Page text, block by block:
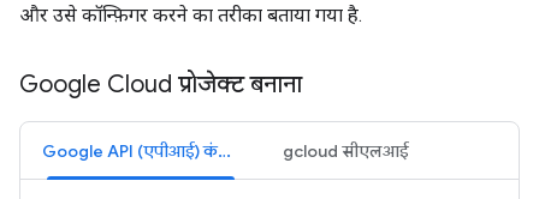
और उसे कॉन्फ़िगर करने का तरीका बताया गया है.
Google Cloud प्रोजेक्ट बनाना
Google API (एपीआई) कंसोल gcloud सीएलआई